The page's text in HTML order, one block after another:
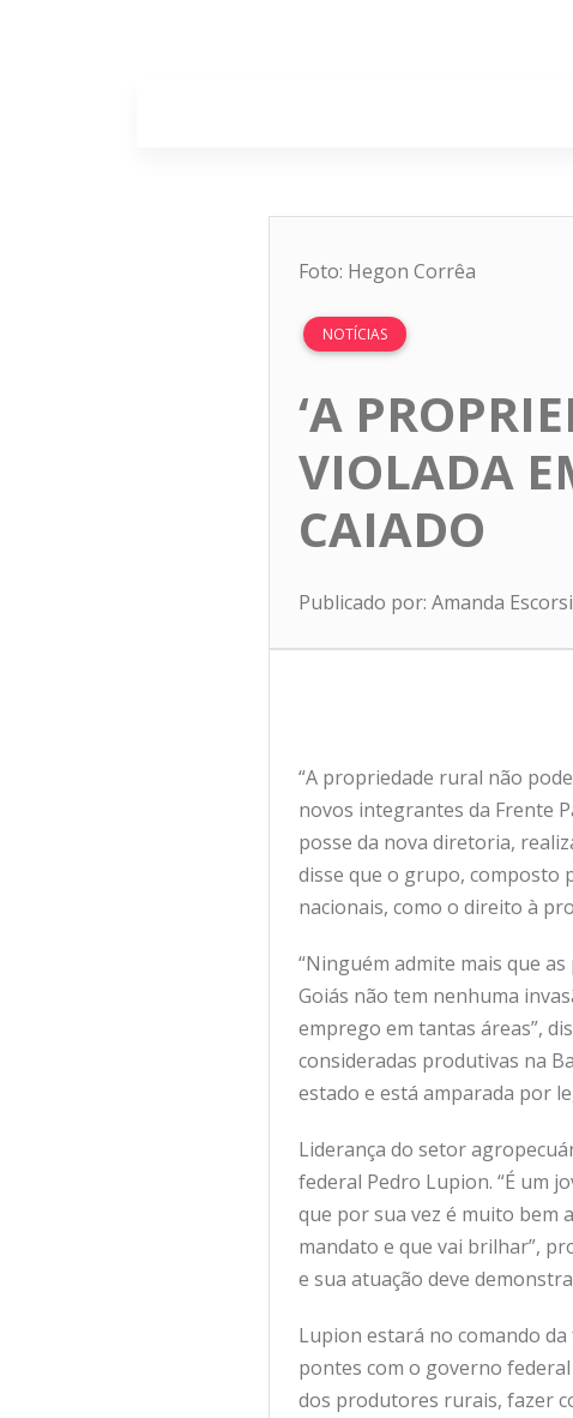
Foto: Hegon Corrêa
NOTÍCIAS
‘A
VIOLADA
CAIADO
Publicado por: Amanda
“A propriedade rural não
novos integrantes da Frente
posse da nova diretoria,
disse que o grupo, composto
nacionais, como o direito à
“Ninguém admite mais que
Goiás não tem nenhuma
emprego em tantas áreas”,
consideradas produtivas na
estado e está amparada por
Liderança do setor
federal Pedro Lupion. “É um
que por sua vez é muito bem
mandato e que vai brilhar”,
e sua atuação deve
Lupion estará no comando
pontes com o governo
dos produtores rurais, fazer